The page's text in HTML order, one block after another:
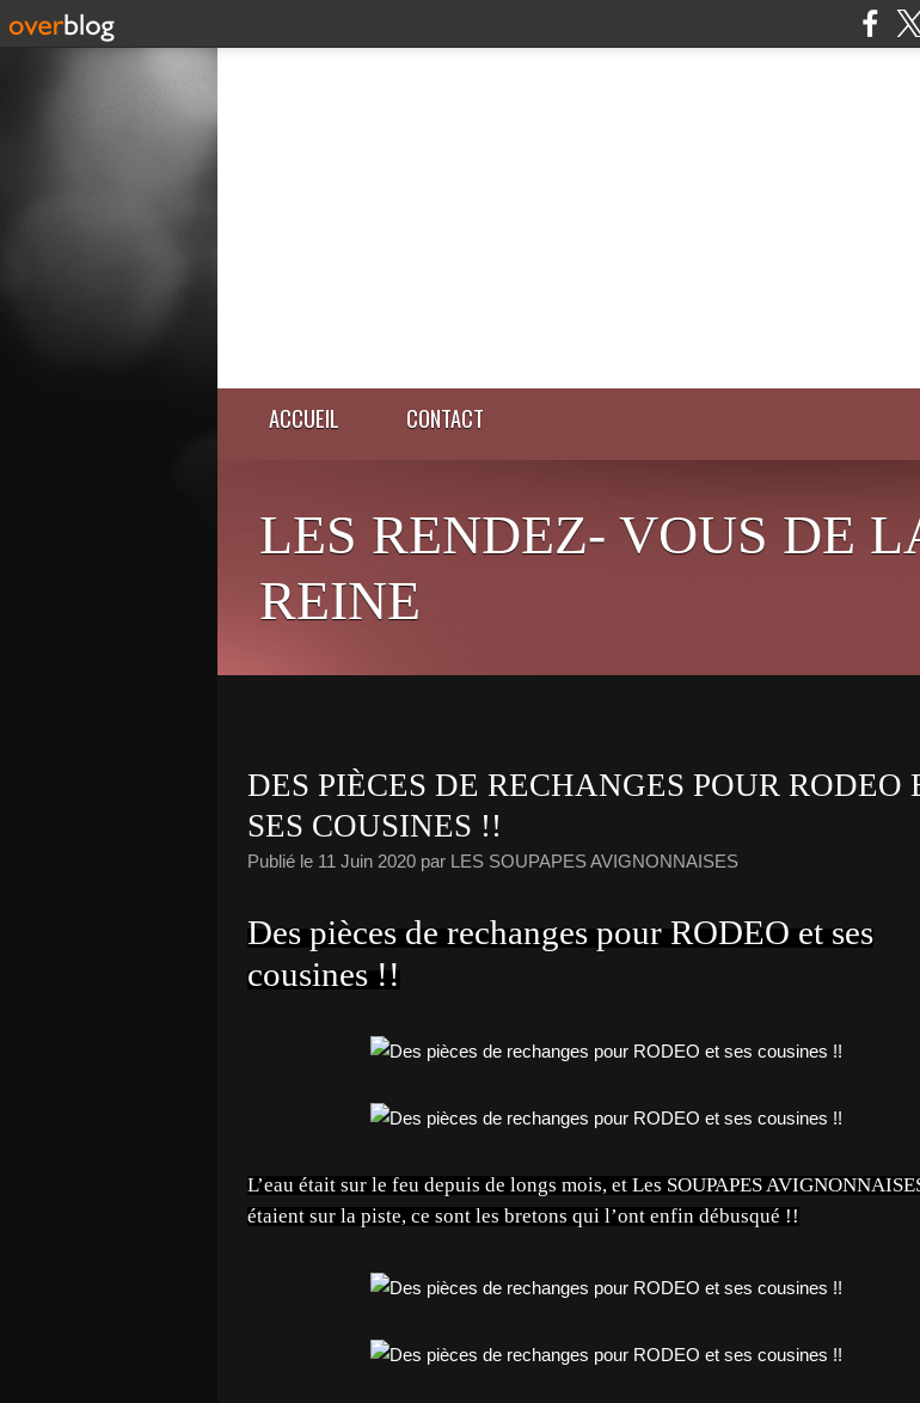
ACCUEIL CONTACT
LES RENDEZ- VOUS DE
REINE
DES PIÈCES DE RECHANGES POUR RODEO
SES COUSINES !!
Publié le 11 Juin 2020 par LES SOUPAPES AVIGNONNAISES
Des pièces de rechanges pour RODEO et ses
cousines !!
L’eau était sur le feu depuis de longs mois, et Les SOUPAPES
étaient sur la piste, ce sont les bretons qui l’ont enfin débusqué !!